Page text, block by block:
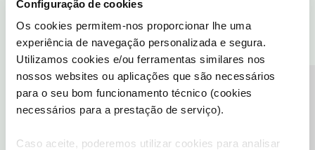
Configuração de cookies
Os cookies permitem-nos proporcionar lhe uma
experiência de navegação personalizada e segura.
Utilizamos cookies e/ou ferramentas similares nos
nossos websites ou aplicações que são necessários
para o seu bom funcionamento técnico (cookies
necessários para a prestação de serviço).
Caso aceite, poderemos utilizar cookies para analisar
Obrigado.
Ajude a comunidade do Fórum NOS com “Likes” e “Melhor
Resposta” nas soluções mais úteis. Siga o perfil para acompanhar
dicas, ajuda e novidades do Fórum NOS.